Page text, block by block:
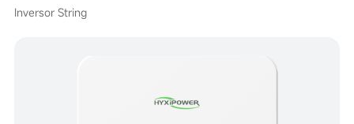
Inversor String